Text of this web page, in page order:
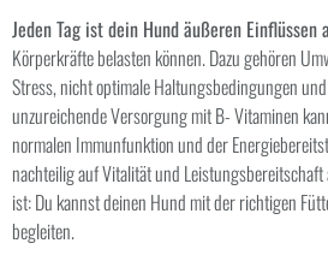
Jeden Tag ist dein Hund äußeren Einflüssen
Körperkräfte belasten können. Dazu gehören
Stress, nicht optimale Haltungsbedingungen
unzureichende Versorgung mit B- Vitaminen
normalen Immunfunktion und der
nachteilig auf Vitalität und
ist: Du kannst deinen Hund mit der richtigen
begleiten.